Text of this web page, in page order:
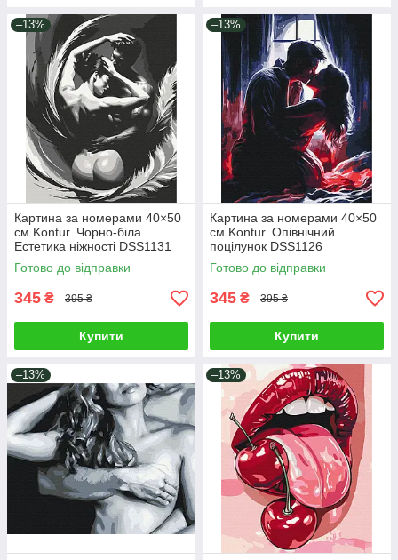
–13%
Картина за номерами 40×50
см Kontur. Чорно-біла.
Естетика ніжності DSS1131
Готово до відправки
345 ₴ 395 ₴
Купити
–13%
Картина за номерами 40×50
см Kontur. Опівнічний
поцілунок DSS1126
Готово до відправки
345 ₴ 395 ₴
Купити
–13% –13%